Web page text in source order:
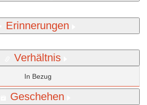
Erinnerungen
Verhältnis
In Bezug
Geschehen